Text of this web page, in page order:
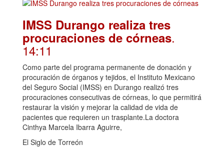
IMSS Durango realiza tres
procuraciones de córneas.
14:11
Como parte del programa permanente de donación y
procuración de órganos y tejidos, el Instituto Mexicano
del Seguro Social (IMSS) en Durango realizó tres
procuraciones consecutivas de córneas, lo que permitirá
restaurar la visión y mejorar la calidad de vida de
pacientes que requieren un trasplante.La doctora
Cinthya Marcela Ibarra Aguirre,
El Siglo de Torreón